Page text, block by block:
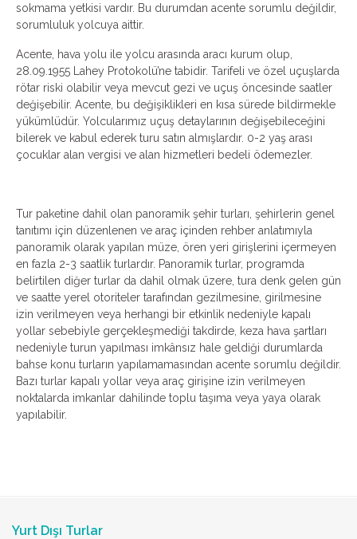
sokmama yetkisi vardır. Bu durumdan acente sorumlu değildir,
sorumluluk yolcuya aittir.
Acente, hava yolu ile yolcu arasında aracı kurum olup,
28.09.1955 Lahey Protokolü’ne tabidir. Tarifeli ve özel uçuşlarda
rötar riski olabilir veya mevcut gezi ve uçuş öncesinde saatler
değişebilir. Acente, bu değişiklikleri en kısa sürede bildirmekle
yükümlüdür. Yolcularımız uçuş detaylarının değişebileceğini
bilerek ve kabul ederek turu satın almışlardır. 0-2 yaş arası
çocuklar alan vergisi ve alan hizmetleri bedeli ödemezler.
Tur paketine dahil olan panoramik şehir turları, şehirlerin genel
tanıtımı için düzenlenen ve araç içinden rehber anlatımıyla
panoramik olarak yapılan müze, ören yeri girişlerini içermeyen
en fazla 2-3 saatlik turlardır. Panoramik turlar, programda
belirtilen diğer turlar da dahil olmak üzere, tura denk gelen gün
ve saatte yerel otoriteler tarafından gezilmesine, girilmesine
izin verilmeyen veya herhangi bir etkinlik nedeniyle kapalı
yollar sebebiyle gerçekleşmediği takdirde, keza hava şartları
nedeniyle turun yapılması imkânsız hale geldiği durumlarda
bahse konu turların yapılamamasından acente sorumlu değildir.
Bazı turlar kapalı yollar veya araç girişine izin verilmeyen
noktalarda imkanlar dahilinde toplu taşıma veya yaya olarak
yapılabilir.
Yurt Dışı Turlar